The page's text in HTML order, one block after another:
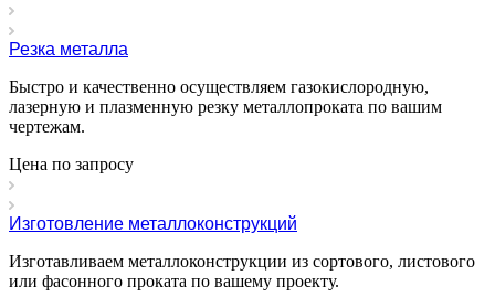
Резка металла
Быстро и качественно осуществляем газокислородную,
лазерную и плазменную резку металлопроката по вашим
чертежам.
Цена по запросу
Изготовление металлоконструкций
Изготавливаем металлоконструкции из сортового, листового
или фасонного проката по вашему проекту.